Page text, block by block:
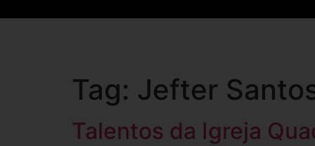
Tag: Jefter
Talentos da Igreja